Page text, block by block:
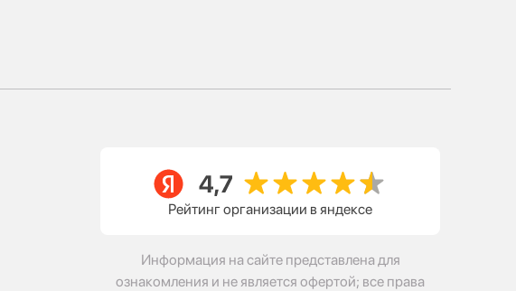
Рейтинг организации в яндексе
Информация на сайте представлена для
ознакомления и не является офертой; все права